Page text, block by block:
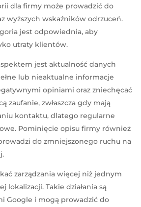
dla firmy może prowadzić do
wyższych wskaźników odrzuceń.
jest odpowiednia, aby
utraty klientów.
jest aktualność danych
lub nieaktualne informacje
opiniami oraz zniechęcać
zaufanie, zwłaszcza gdy mają
kontaktu, dlatego regularne
Pominięcie opisu firmy również
do zmniejszonego ruchu na
zarządzania więcej niż jednym
lokalizacji. Takie działania są
Google i mogą prowadzić do